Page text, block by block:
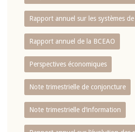
Rapport annuel sur les systèmes
Rapport annuel de la BCEAO
Perspectives économiques
Note trimestrielle de conjoncture
Note trimestrielle d‘information